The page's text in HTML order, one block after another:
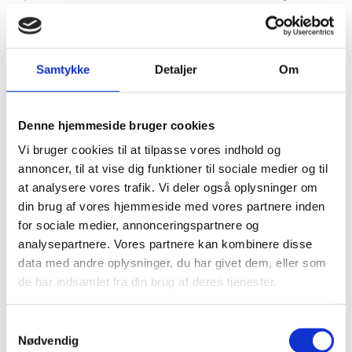
Samtykke Detaljer Om
Denne hjemmeside bruger cookies
Vi bruger cookies til at tilpasse vores indhold og
annoncer, til at vise dig funktioner til sociale medier og til
at analysere vores trafik. Vi deler også oplysninger om
din brug af vores hjemmeside med vores partnere inden
for sociale medier, annonceringspartnere og
analysepartnere. Vores partnere kan kombinere disse
data med andre oplysninger, du har givet dem, eller som
de har indsamlet fra din brug af deres tjenester.
Nødvendig
og hvad det betyder for deres fælles opgave.
Danmark. Vi hører om, hvordan den allerede
påvirker hele det danske samfund og får deres
I bogen kommer vi tæt på de to brobyggere. Vi
hører deres individuelle og fælles historie og
møder dem, når de tager på besøg på skoler og
uddannelsesinstitutioner for at tale med børn og
unge om betydningen af den demokratiske
samtale.
For dem handler det om, at mennesker kommer
hinanden i møde og lytter til hinanden, åbent og
nogle gange betyder det, at man kan se verden fra